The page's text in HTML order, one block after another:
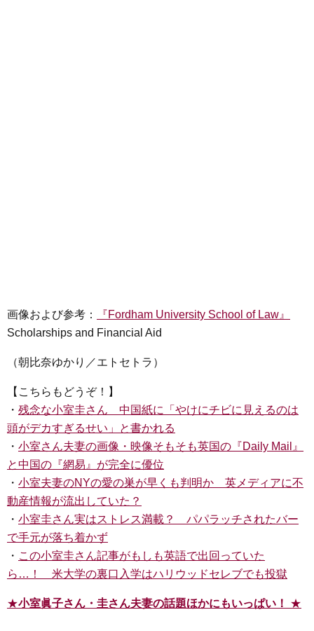
画像および参考：
『Fordham University School of Law』
Scholarships and Financial Aid
（朝比奈ゆかり／エトセトラ）
【こちらもどうぞ！】
・ 残念な小室圭さん 中国紙に「やけにチビに見えるのは
頭がデカすぎるせい」と書かれる
・ 小室さん夫妻の画像・映像そもそも英国の『Daily Mail』
と中国の『網易』が完全に優位
・ 小室夫妻のNYの愛の巣が早くも判明か 英メディアに不
動産情報が流出していた？
・ 小室圭さん実はストレス満載？ パパラッチされたバー
で手元が落ち着かず
・ この小室圭さん記事がもしも英語で出回っていた
ら…！ 米大学の裏口入学はハリウッドセレブでも投獄
★小室眞子さん・圭さん夫妻の話題ほかにもいっぱい！ ★